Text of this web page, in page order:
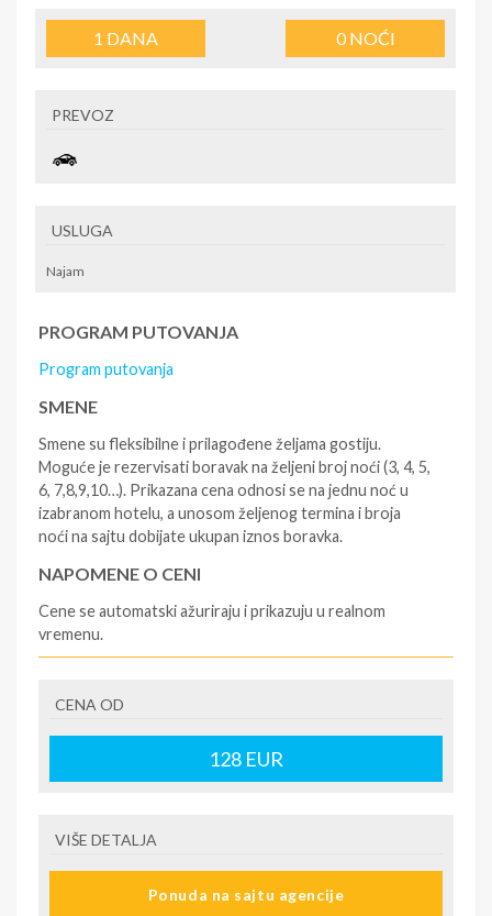
1 DANA 0NOĆI
PREVOZ
USLUGA
Najam
PROGRAM PUTOVANJA
Program putovanja
SMENE
Smene su fleksibilne i prilagođene željama gostiju.
Moguće je rezervisati boravak na željeni broj noći (3, 4, 5,
6, 7,8,9,10…). Prikazana cena odnosi se na jednu noć u
izabranom hotelu, a unosom željenog termina i broja
noći na sajtu dobijate ukupan iznos boravka.
NAPOMENE O CENI
Cene se automatski ažuriraju i prikazuju u realnom
vremenu.
- rezervisane i potvrđene usluge u izabranoj smeštajnoj
jedinici prema opisu - korišćenje hotelskih sadržaja
prema opisu - uslugu rezervacije - organizaciju
putovanja.
krizu) na destinaciji, plaćaju se na recepciji
hotela/apartmana za hotele sa 1* i 2* i nekategorisane
CENA OD
128 EUR
VIŠE DETALJA
Ponuda na sajtu agencije